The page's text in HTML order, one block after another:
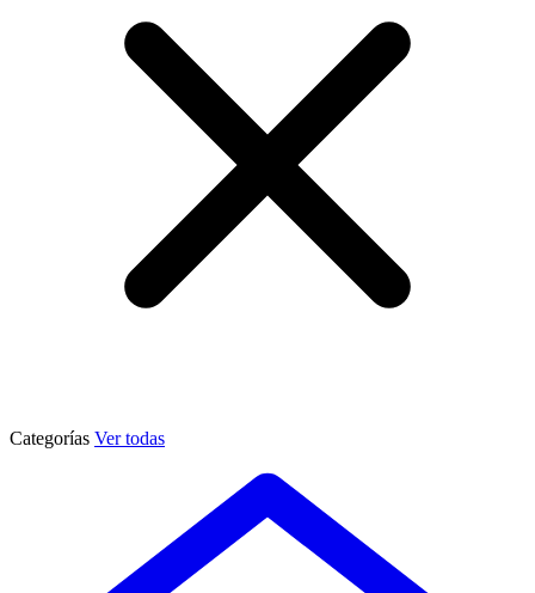
Categorías Ver todas